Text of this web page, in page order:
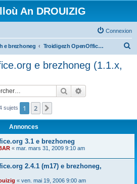
An DROUIZIG
Connexion
e brezhoneg Troidigezh OpenOffice.org e brezhoneg (1.1.x, 2.x ha 3.x)
c
e brezhoneg (1.1.x,
Rechercher
sujets 1 2
Annonces
3.1 e brezhoneg
« mar. mars 31, 2009 9:10 am
2.4.1 (m17) e brezhoneg,
« ven. mai 19, 2006 9:00 am